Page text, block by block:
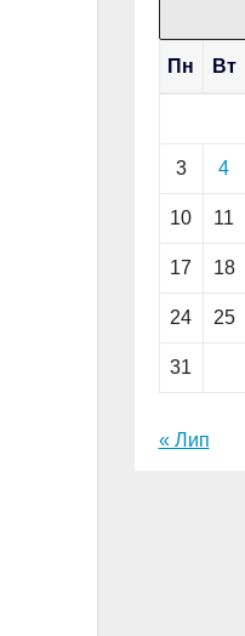
Пн Вт
3 4
10 11
17 18
24 25
31
« Лип